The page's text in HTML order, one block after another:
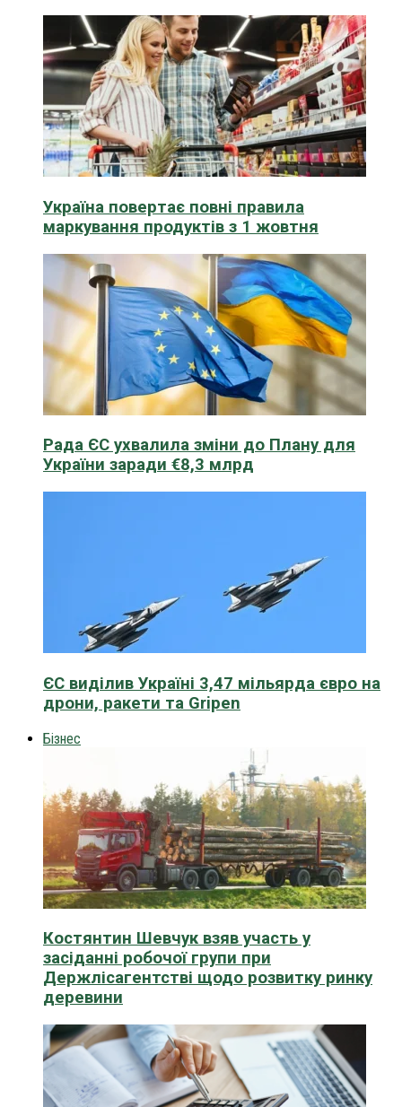
Україна повертає повні правила
маркування продуктів з 1 жовтня
Рада ЄС ухвалила зміни до Плану для
України заради €8,3 млрд
ЄС виділив Україні 3,47 мільярда євро на
дрони, ракети та Gripen
Бізнес
Костянтин Шевчук взяв участь у
засіданні робочої групи при
Держлісагентстві щодо розвитку ринку
деревини